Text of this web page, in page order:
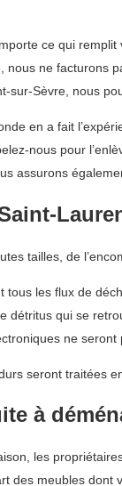
ce qui
ne facturons
sur-Sèvre, nous
en a fait
nous pour
assurons
tailles, de
les flux de
détritus qui se
ne seront
seront traitées
à
les
des meubles